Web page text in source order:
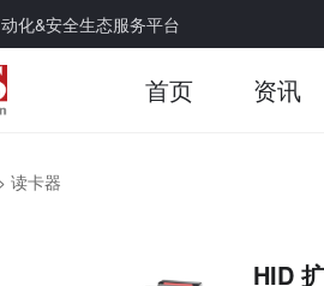
化&安全生态服务平台
首页 资讯
读卡器
HID